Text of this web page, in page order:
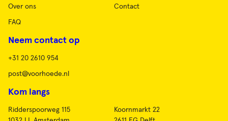
Over ons Contact
FAQ
Neem contact op
+31 20 2610 954
post@voorhoede.nl
Kom langs
Ridderspoorweg 115
Koornmarkt 22